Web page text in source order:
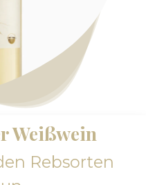
Weißwein
Rebsorten